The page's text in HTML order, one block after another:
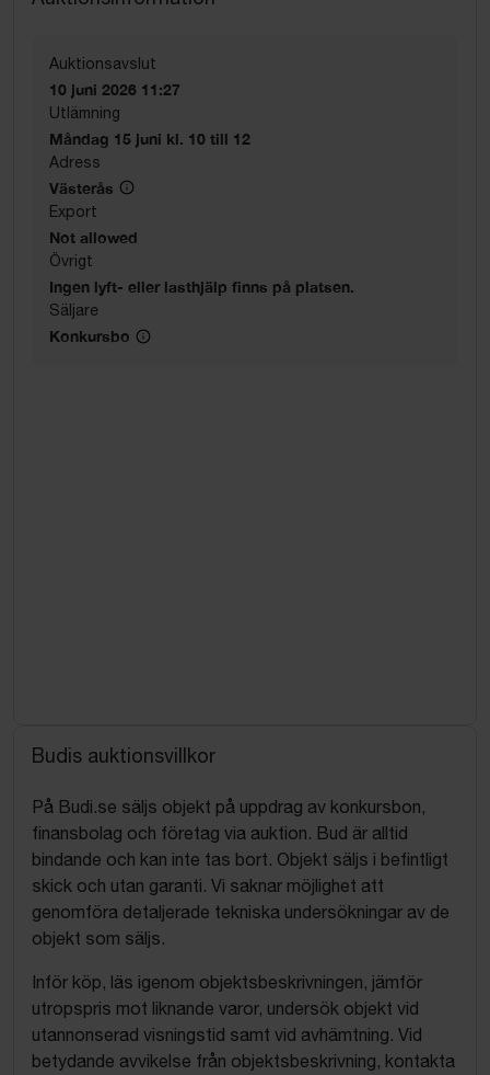
Auktionsavslut
10 juni 2026 11:27
Utlämning
Måndag 15 juni kl. 10 till 12
Adress
Västerås
Export
Not allowed
Övrigt
Ingen lyft- eller lasthjälp finns på platsen.
Säljare
Konkursbo
Budis auktionsvillkor
På Budi.se säljs objekt på uppdrag av konkursbon,
finansbolag och företag via auktion. Bud är alltid
bindande och kan inte tas bort. Objekt säljs i befintligt
skick och utan garanti. Vi saknar möjlighet att
genomföra detaljerade tekniska undersökningar av de
objekt som säljs.
Inför köp, läs igenom objektsbeskrivningen, jämför
utropspris mot liknande varor, undersök objekt vid
utannonserad visningstid samt vid avhämtning. Vid
betydande avvikelse från objektsbeskrivning, kontakta